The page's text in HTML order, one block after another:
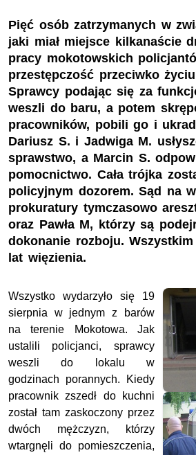
Pięć osób zatrzymanych w
jaki miał miejsce kilkanaście
pracy mokotowskich
przestępczość przeciwko
Sprawcy podając się za
weszli do baru, a potem
pracowników, pobili go i
Dariusz S. i Jadwiga M.
sprawstwo, a Marcin S.
pomocnictwo. Cała trójka
policyjnym dozorem. Sąd na
prokuratury tymczasowo
oraz Pawła M, którzy są
dokonanie rozboju.
lat więzienia.
Wszystko wydarzyło się 19
sierpnia w jednym z barów
na terenie Mokotowa. Jak
ustalili policjanci, sprawcy
weszli do lokalu w
godzinach porannych. Kiedy
pracownik zszedł do kuchni
został tam zaskoczony przez
dwóch mężczyzn, którzy
wtargnęli do pomieszczenia,